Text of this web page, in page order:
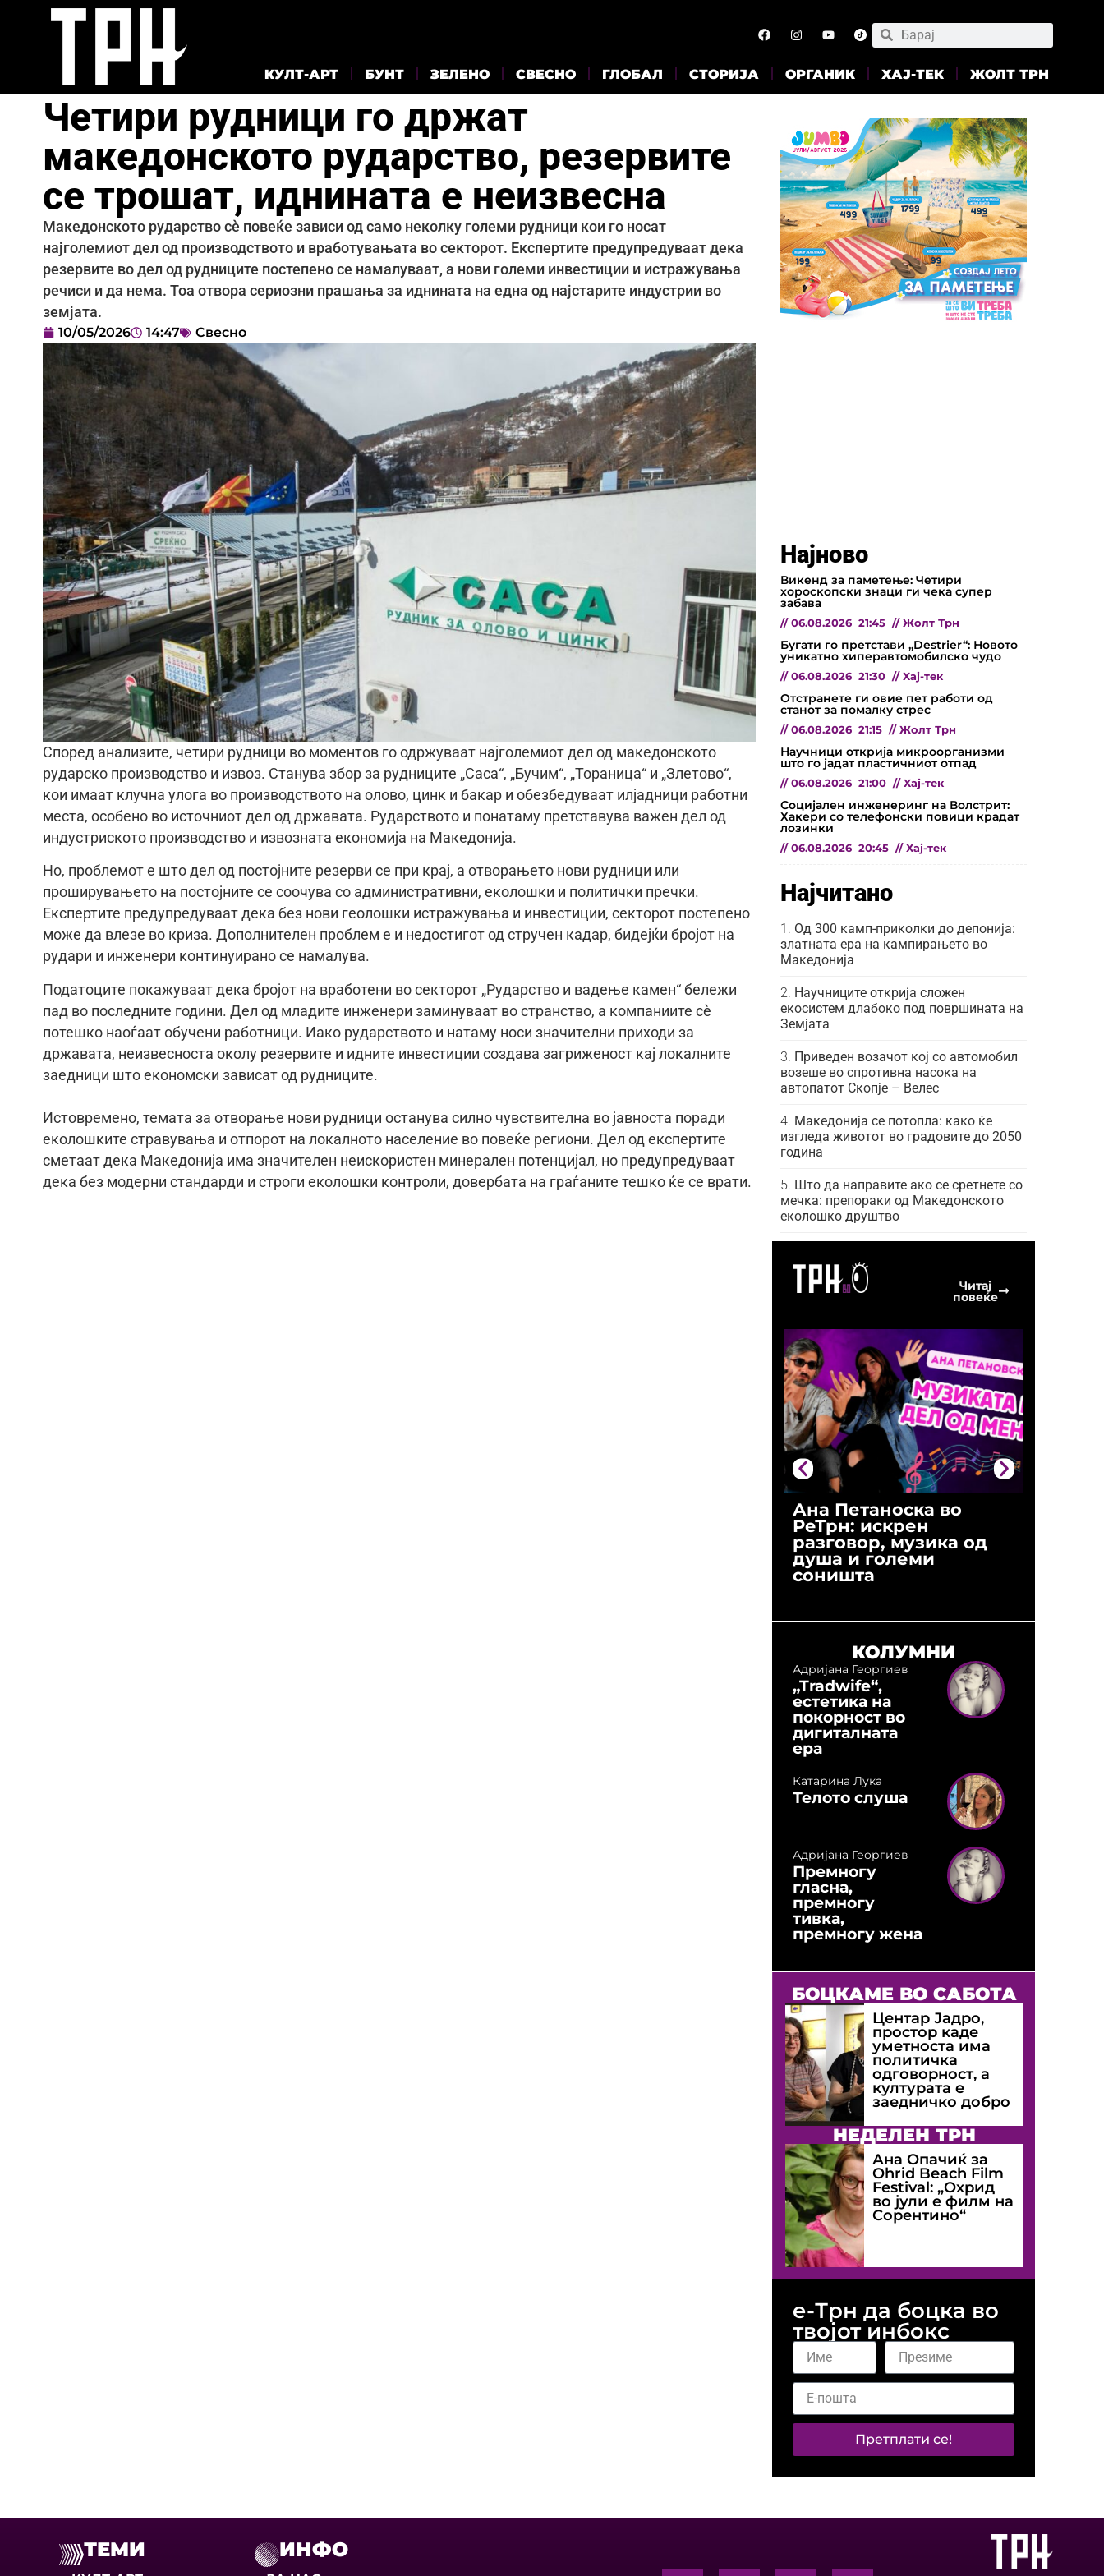
КУЛТ-АРТ БУНТ ЗЕЛЕНО СВЕСНО ГЛОБАЛ СТОРИЈА ОРГАНИК ХАЈ-ТЕК ЖОЛТ ТРН
Четири рудници го држат
македонското рударство, резервите
се трошат, иднината е неизвесна
Македонското рударство сè повеќе зависи од само неколку големи рудници кои го носат
најголемиот дел од производството и вработувањата во секторот. Експертите предупредуваат дека
резервите во дел од рудниците постепено се намалуваат, а нови големи инвестиции и истражувања
речиси и да нема. Тоа отвора сериозни прашања за иднината на една од најстарите индустрии во
земјата.
10/05/2026 14:47 Свесно
Според анализите, четири рудници во моментов го одржуваат најголемиот дел од македонското
рударско производство и извоз. Станува збор за рудниците „Саса“, „Бучим“, „Тораница“ и „Злетово“,
кои имаат клучна улога во производството на олово, цинк и бакар и обезбедуваат илјадници работни
места, особено во источниот дел од државата. Рударството и понатаму претставува важен дел од
индустриското производство и извозната економија на Македонија.
Но, проблемот е што дел од постојните резерви се при крај, а отворањето нови рудници или
проширувањето на постојните се соочува со административни, еколошки и политички пречки.
Експертите предупредуваат дека без нови геолошки истражувања и инвестиции, секторот постепено
може да влезе во криза. Дополнителен проблем е и недостигот од стручен кадар, бидејќи бројот на
рудари и инженери континуирано се намалува.
Податоците покажуваат дека бројот на вработени во секторот „Рударство и вадење камен“ бележи
пад во последните години. Дел од младите инженери заминуваат во странство, а компаниите сè
потешко наоѓаат обучени работници. Иако рударството и натаму носи значителни приходи за
државата, неизвесноста околу резервите и идните инвестиции создава загриженост кај локалните
заедници што економски зависат од рудниците.
Истовремено, темата за отворање нови рудници останува силно чувствителна во јавноста поради
еколошките стравувања и отпорот на локалното население во повеќе региони. Дел од експертите
сметаат дека Македонија има значителен неискористен минерален потенцијал, но предупредуваат
дека без модерни стандарди и строги еколошки контроли, довербата на граѓаните тешко ќе се врати.
Најново
Викенд за паметење: Четири
хороскопски знаци ги чека супер
забава
// 06.08.2026 21:45 // Жолт Трн
Бугати го претстави „Destrier“: Новото
уникатно хиперавтомобилско чудо
// 06.08.2026 21:30 // Хај-тек
Отстранете ги овие пет работи од
станот за помалку стрес
// 06.08.2026 21:15 // Жолт Трн
Научници открија микроорганизми
што го јадат пластичниот отпад
// 06.08.2026 21:00 // Хај-тек
Социјален инженеринг на Волстрит:
Хакери со телефонски повици крадат
лозинки
// 06.08.2026 20:45 // Хај-тек
Најчитано
Од 300 камп-приколки до депонија:
златната ера на кампирањето во
Македонија
Научниците открија сложен
екосистем длабоко под површината на
Земјата
Приведен возачот кој со автомобил
возеше во спротивна насока на
автопатот Скопје – Велес
Македонија се потопла: како ќе
изгледа животот во градовите до 2050
година
Што да направите ако се сретнете со
мечка: препораки од Македонското
еколошко друштво
Читај
повеќе
Ана Петаноска во
РеТрн: искрен
разговор, музика од
душа и големи
соништа
КОЛУМНИ
Адријана Георгиев
„Tradwife“,
естетика на
покорност во
дигиталната
ера
Катарина Лука
Телото слуша
Адријана Георгиев
Премногу
гласна,
премногу
тивка,
премногу жена
БОЦКАМЕ ВО САБОТА
Центар Јадро,
простор каде
уметноста има
политичка
одговорност, а
културата е
заедничко добро
НЕДЕЛЕН ТРН
Ана Опачиќ за
Оhrid Beach Film
Festival: „Охрид
во јули е филм на
Сорентино“
е-Трн да боцка во
твојот инбокс
Претплати се!
ТЕМИ ИНФО